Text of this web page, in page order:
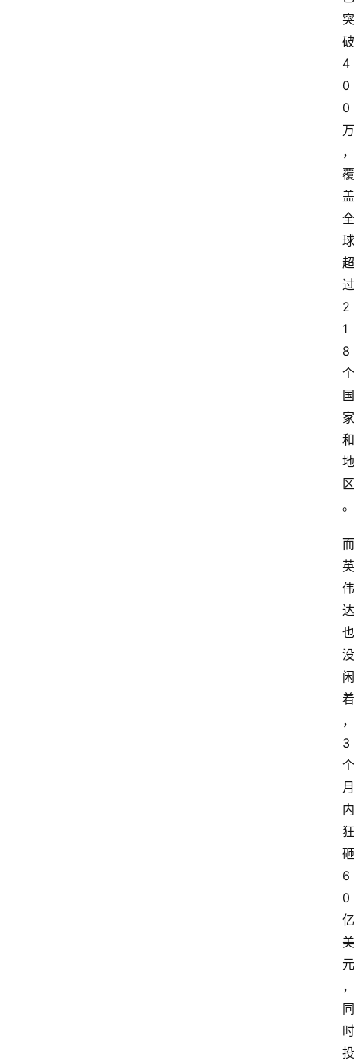
突
破
4
0
0
万
，
覆
盖
全
球
超
过
2
1
8
个
国
家
和
地
区
。
而
英
伟
达
也
没
闲
着
，
3
个
月
内
狂
砸
6
0
亿
美
元
，
同
时
投